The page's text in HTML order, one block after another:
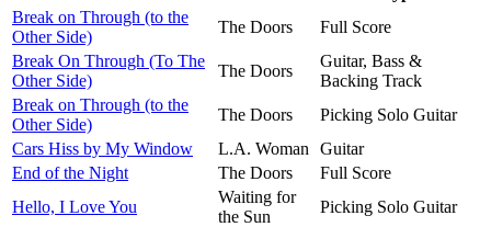
Break on Through (to the
Other Side)
The Doors
Full Score
Break On Through (To The
Other Side)
The Doors
Guitar, Bass &
Backing Track
Break on Through (to the
Other Side)
The Doors
Picking Solo Guitar
Cars Hiss by My Window
L.A. Woman
Guitar
End of the Night
The Doors
Full Score
Hello, I Love You
Waiting for
the Sun
Picking Solo Guitar